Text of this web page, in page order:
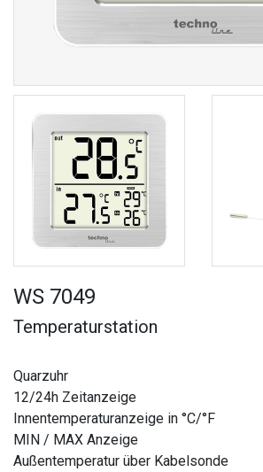
WS 7049
Temperaturstation
Quarzuhr
12/24h Zeitanzeige
Innentemperaturanzeige in °C/°F
MIN / MAX Anzeige
Außentemperatur über Kabelsonde